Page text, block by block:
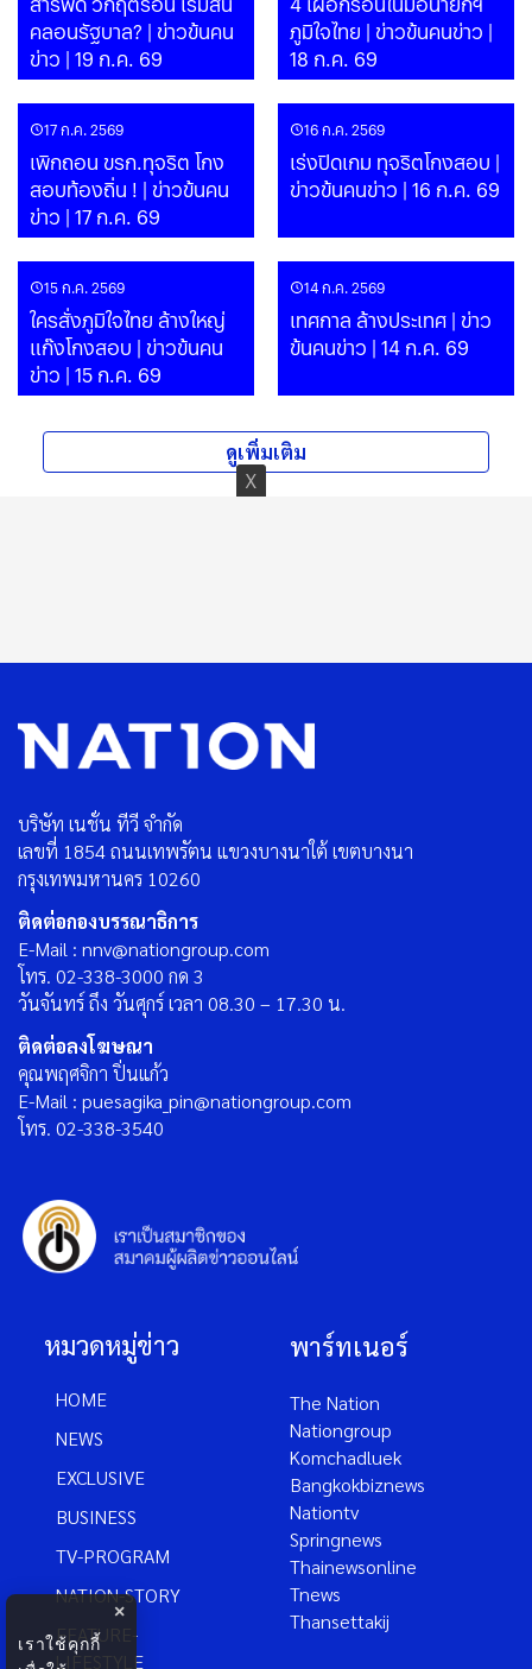
คลอนรัฐบาล? | ข่าวข้นคน
ข่าว | 19 ก.ค. 69
ภูมิใจไทย | ข่าวข้นคนข่าว |
18 ก.ค. 69
17 ก.ค. 2569
เพิกถอน ขรก.ทุจริต โกง
สอบท้องถิ่น ! | ข่าวข้นคน
ข่าว | 17 ก.ค. 69
16 ก.ค. 2569
เร่งปิดเกม ทุจริตโกงสอบ |
ข่าวข้นคนข่าว | 16 ก.ค. 69
15 ก.ค. 2569
ใครสั่งภูมิใจไทย ล้างใหญ่
แก๊งโกงสอบ | ข่าวข้นคน
ข่าว | 15 ก.ค. 69
14 ก.ค. 2569
เทศกาล ล้างประเทศ | ข่าว
ข้นคนข่าว | 14 ก.ค. 69
ดูเพิ่มเติม
บริษัท เนชั่น ทีวี จำกัด
เลขที่ 1854 ถนนเทพรัตน แขวงบางนาใต้ เขตบางนา
กรุงเทพมหานคร 10260
ติดต่อกองบรรณาธิการ
E-Mail : nnv@nationgroup.com
โทร. 02-338-3000 กด 3
วันจันทร์ ถึง วันศุกร์ เวลา 08.30 – 17.30 น.
ติดต่อลงโฆษณา
คุณพฤศจิกา ปิ่นแก้ว
E-Mail : puesagika_pin@nationgroup.com
โทร. 02-338-3540
หมวดหมู่ข่าว
HOME
NEWS
EXCLUSIVE
BUSINESS
TV-PROGRAM
NATION-STORY
FEATURE-
LIFESTYLE
พาร์ทเนอร์
The Nation
Nationgroup
Komchadluek
Bangkokbiznews
Nationtv
Springnews
Thainewsonline
Tnews
Thansettakij
×
เราใช้คุกกี้